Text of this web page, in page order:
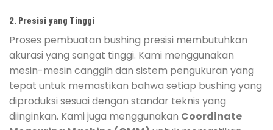
2. Presisi yang Tinggi
Proses pembuatan bushing presisi membutuhkan
akurasi yang sangat tinggi. Kami menggunakan
mesin-mesin canggih dan sistem pengukuran yang
tepat untuk memastikan bahwa setiap bushing yang
diproduksi sesuai dengan standar teknis yang
diinginkan. Kami juga menggunakan Coordinate